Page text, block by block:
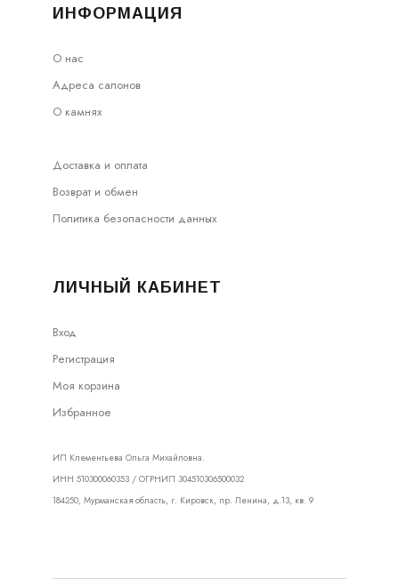
ИНФОРМАЦИЯ
О нас
Адреса салонов
О камнях
Доставка и оплата
Возврат и обмен
Политика безопасности данных
ЛИЧНЫЙ КАБИНЕТ
Вход
Регистрация
Моя корзина
Избранное
ИП Клементьева Ольга Михайловна.
ИНН 510300060353 / ОГРНИП 304510306500032
184250, Мурманская область, г. Кировск, пр. Ленина, д.13, кв. 9